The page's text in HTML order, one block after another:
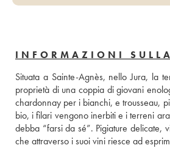
INFORMAZIONI
Situata a Sainte-Agnès, nello Jura, la
proprietà di una coppia di giovani
chardonnay per i bianchi, e trousseau,
bio, i filari vengono inerbiti e i terreni
debba “farsi da sé”. Pigiature delicate,
che attraverso i suoi vini riesce ad